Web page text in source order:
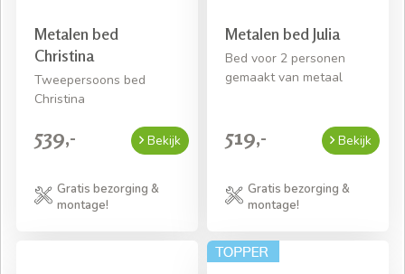
Metalen bed
Christina
Tweepersoons bed
Christina
539,- Bekijk
Gratis bezorging &
montage!
Metalen bed Julia
Bed voor 2 personen
gemaakt van metaal
519,- Bekijk
Gratis bezorging &
montage!